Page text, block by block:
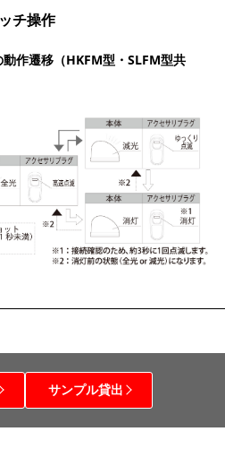
チ操作
作遷移（HKFM型・SLFM型共
サンプル貸出